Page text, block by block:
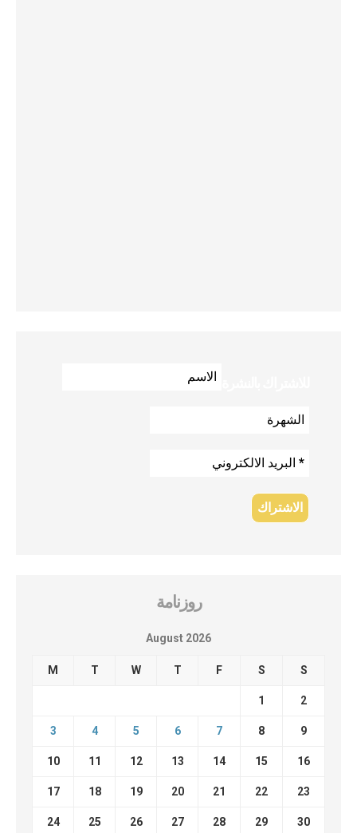
روزنامة
August 2026
M T W T F S S
1 2
3 4 5 6 7 8 9
10 11 12 13 14 15 16
17 18 19 20 21 22 23
24 25 26 27 28 29 30